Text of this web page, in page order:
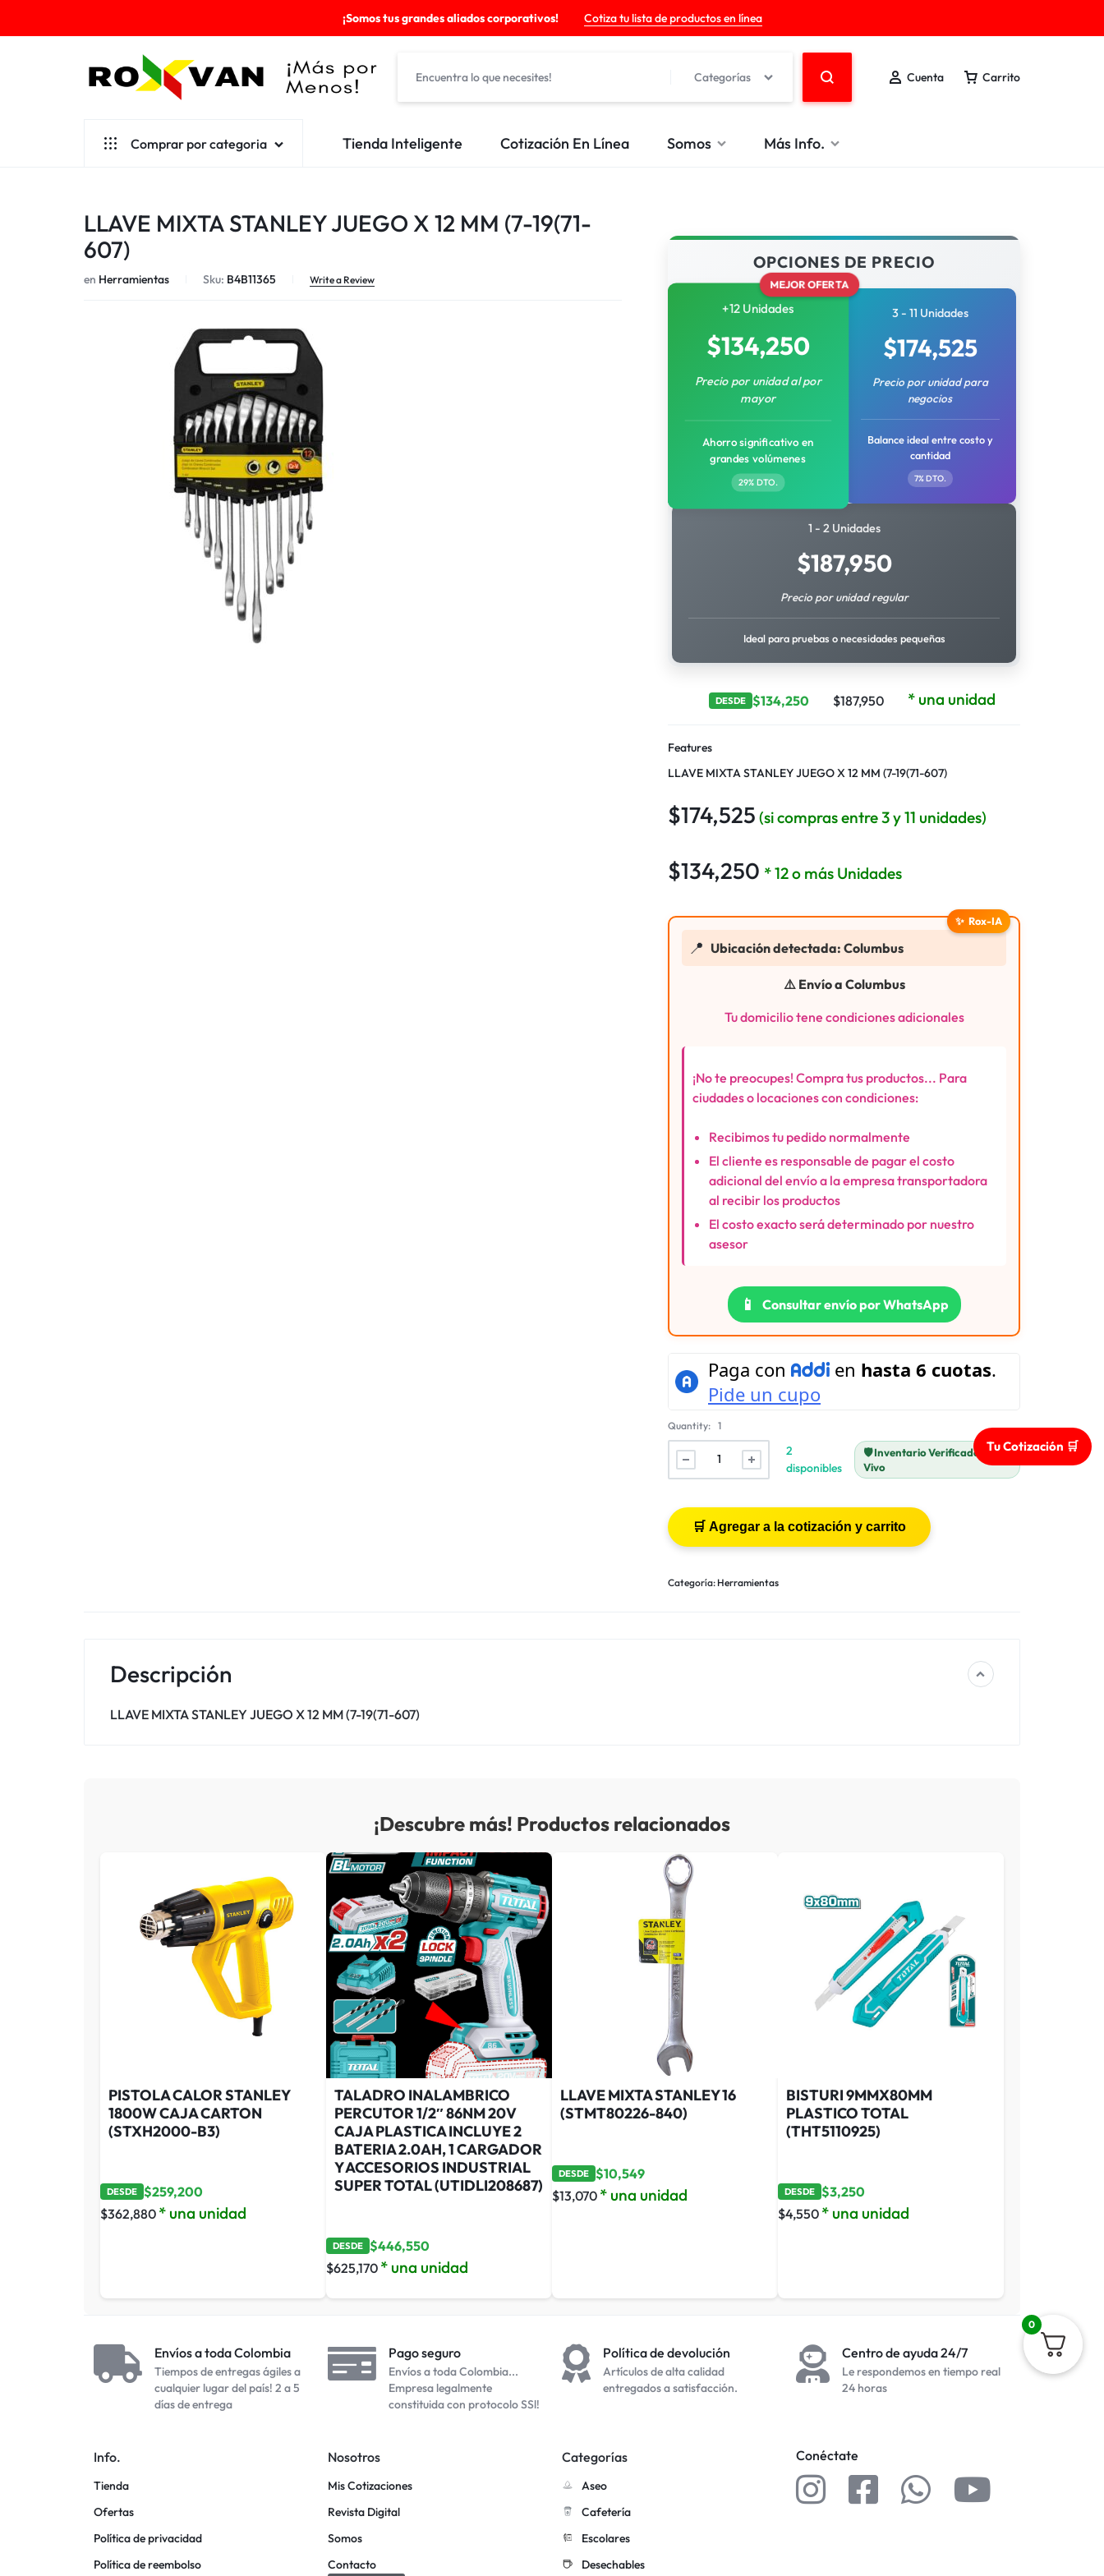
¡Somos tus grandes aliados corporativos! Cotiza tu lista de productos en línea
¡MÁS
MENOS!
Categorías Cuenta Carrito
Comprar por categoria
Cafetería
Desechables
Herramientas
Papelería
Tecnología
Todas las categorías
Tienda Inteligente Cotización En Línea Somos Más Info.
LLAVE MIXTA STANLEY JUEGO X 12 MM (7-19(71-
607)
en Herramientas Sku: B4B11365 Write a Review
OPCIONES DE PRECIO
MEJOR OFERTA
+12 Unidades
$134,250
Precio por unidad al por
mayor
Ahorro significativo en
grandes volúmenes
29% DTO.
3 - 11 Unidades
$174,525
Precio por unidad para
negocios
Balance ideal entre costo y
cantidad
7% DTO.
1 - 2 Unidades
$187,950
Precio por unidad regular
Ideal para pruebas o necesidades pequeñas
DESDE $134,250 $187,950 * una unidad
Features
LLAVE MIXTA STANLEY JUEGO X 12 MM (7-19(71-607)
$174,525 (si compras entre 3 y 11 unidades)
$134,250 * 12 o más Unidades
✨ Rox-IA
📍 Ubicación detectada: Columbus
⚠️ Envío a Columbus
Tu domicilio tene condiciones adicionales
¡No te preocupes! Compra tus productos... Para
ciudades o locaciones con condiciones:
Recibimos tu pedido normalmente
El cliente es responsable de pagar el costo
adicional del envío a la empresa transportadora
al recibir los productos
El costo exacto será determinado por nuestro
asesor
📱 Consultar envío por WhatsApp
Quantity: 1
2
disponibles
🛡️ Inventario Verificado en
Vivo
Categoría: Herramientas
Descripción
LLAVE MIXTA STANLEY JUEGO X 12 MM (7-19(71-607)
¡Descubre más! Productos relacionados
PISTOLA CALOR STANLEY
1800W CAJA CARTON
(STXH2000-B3)
DESDE $259,200
$362,880 * una unidad
TALADRO INALAMBRICO
PERCUTOR 1/2″ 86NM 20V
CAJA PLASTICA INCLUYE 2
BATERIA 2.0AH, 1 CARGADOR
Y ACCESORIOS INDUSTRIAL
SUPER TOTAL (UTIDLI208687)
DESDE $446,550
$625,170 * una unidad
LLAVE MIXTA STANLEY 16
(STMT80226-840)
DESDE $10,549
$13,070 * una unidad
BISTURI 9MMX80MM
PLASTICO TOTAL
(THT5110925)
DESDE $3,250
$4,550 * una unidad
Envíos a toda Colombia
Tiempos de entregas ágiles a
cualquier lugar del país! 2 a 5
días de entrega
Pago seguro
Envíos a toda Colombia...
Empresa legalmente
constituida con protocolo SSl!
Política de devolución
Artículos de alta calidad
entregados a satisfacción.
Centro de ayuda 24/7
Le respondemos en tiempo real
24 horas
Info.
Tienda
Ofertas
Política de privacidad
Política de reembolso
Nosotros
Mis Cotizaciones
Revista Digital
Somos
Contacto
Categorías
Aseo
Cafetería
Escolares
Desechables
Conéctate
Tu Cotización 🛒
0